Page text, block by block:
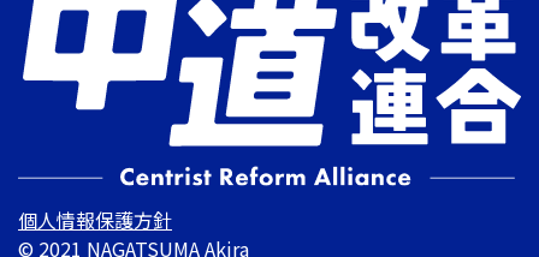
個人情報保護方針
© 2021 NAGATSUMA Akira